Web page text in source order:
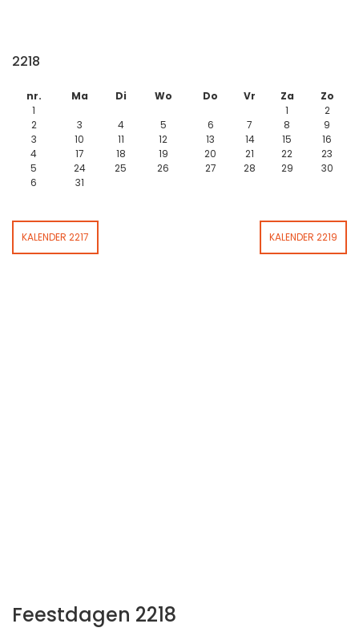
2218
nr. Ma Di Wo Do Vr Za
Zo
1
1
2
2
3 4 5 6 7 8
9
3
10 11 12 13 14 15
16
4
17 18 19 20 21 22
23
5
24 25 26 27 28 29
30
6
31
KALENDER 2217 KALENDER 2219
Feestdagen 2218